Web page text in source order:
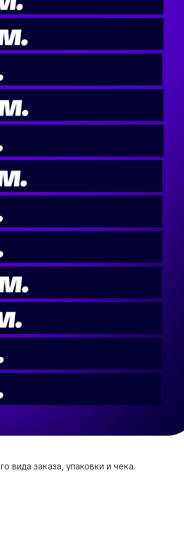
вида заказа, упаковки и чека.